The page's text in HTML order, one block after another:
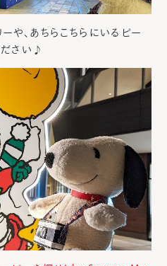
や、あちらこちらにいるピー
ださい♪